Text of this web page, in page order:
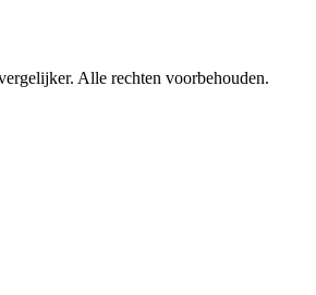
Alle rechten voorbehouden.